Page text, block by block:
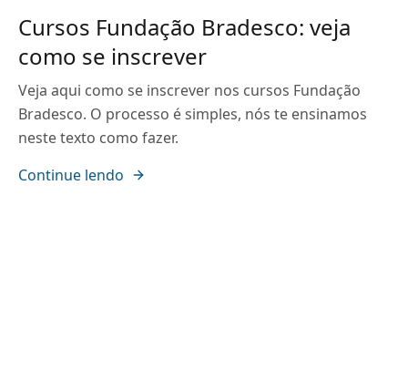
Cursos Fundação Bradesco: veja
como se inscrever
Veja aqui como se inscrever nos cursos Fundação
Bradesco. O processo é simples, nós te ensinamos
neste texto como fazer.
Continue lendo